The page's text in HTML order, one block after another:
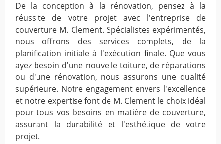
De la conception à la rénovation, pensez à la
réussite de votre projet avec l'entreprise de
couverture M. Clement. Spécialistes expérimentés,
nous offrons des services complets, de la
planification initiale à l'exécution finale. Que vous
ayez besoin d'une nouvelle toiture, de réparations
ou d'une rénovation, nous assurons une qualité
supérieure. Notre engagement envers l'excellence
et notre expertise font de M. Clement le choix idéal
pour tous vos besoins en matière de couverture,
assurant la durabilité et l'esthétique de votre
projet.